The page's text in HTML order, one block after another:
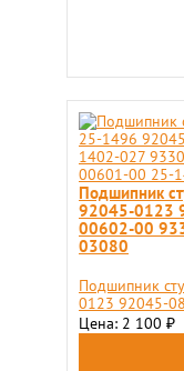
Подшипник
92045-0123
00602-00
03080
Подшипник
0123 92045-
Цена: 2 100 ₽